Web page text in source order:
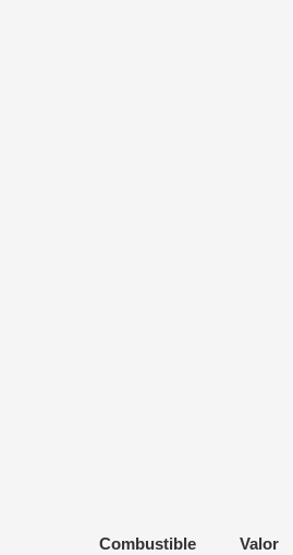
Combustible
Valor